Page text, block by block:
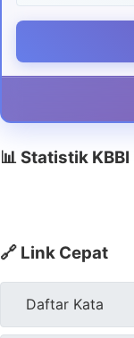
📊 Statistik KBBI
🔗 Link Cepat
Daftar Kata